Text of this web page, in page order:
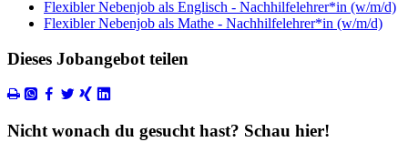
Flexibler Nebenjob als Englisch - Nachhilfelehrer*in (w/m/d)
Flexibler Nebenjob als Mathe - Nachhilfelehrer*in (w/m/d)
Dieses Jobangebot teilen
Nicht wonach du gesucht hast? Schau hier!